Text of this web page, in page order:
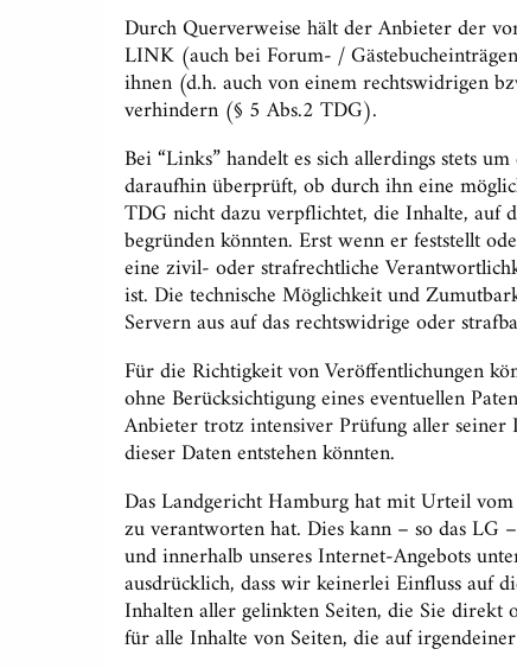
Durch Querverweise hält der Anbieter der
LINK (auch bei Forum- /
ihnen (d.h. auch von einem rechtswidrigen
verhindern (§ 5 Abs.2 TDG).
Bei “Links” handelt es sich allerdings stets
daraufhin überprüft, ob durch ihn eine
TDG nicht dazu verpflichtet, die Inhalte, auf
begründen könnten. Erst wenn er feststellt
eine zivil- oder strafrechtliche
ist. Die technische Möglichkeit und
Servern aus auf das rechtswidrige oder
Für die Richtigkeit von Veröffentlichungen
ohne Berücksichtigung eines eventuellen
Anbieter trotz intensiver Prüfung aller seiner
dieser Daten entstehen könnten.
Das Landgericht Hamburg hat mit Urteil
zu verantworten hat. Dies kann – so das LG
und innerhalb unseres Internet-Angebots
ausdrücklich, dass wir keinerlei Einfluss auf
Inhalten aller gelinkten Seiten, die Sie
für alle Inhalte von Seiten, die auf